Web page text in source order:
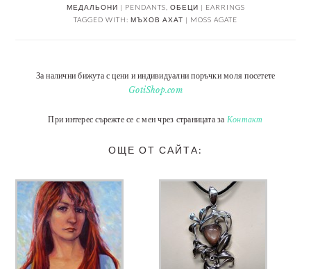
МЕДАЛЬОНИ | PENDANTS ОБЕЦИ | EARRINGS
TAGGED WITH: МЪХОВ АХАТ | MOSS AGATE
За налични бижута с цени и индивидуални поръчки моля посетете
GotiShop.com
При интерес сърежте се с мен чрез страницата за Контакт
ОЩЕ ОТ САЙТА: